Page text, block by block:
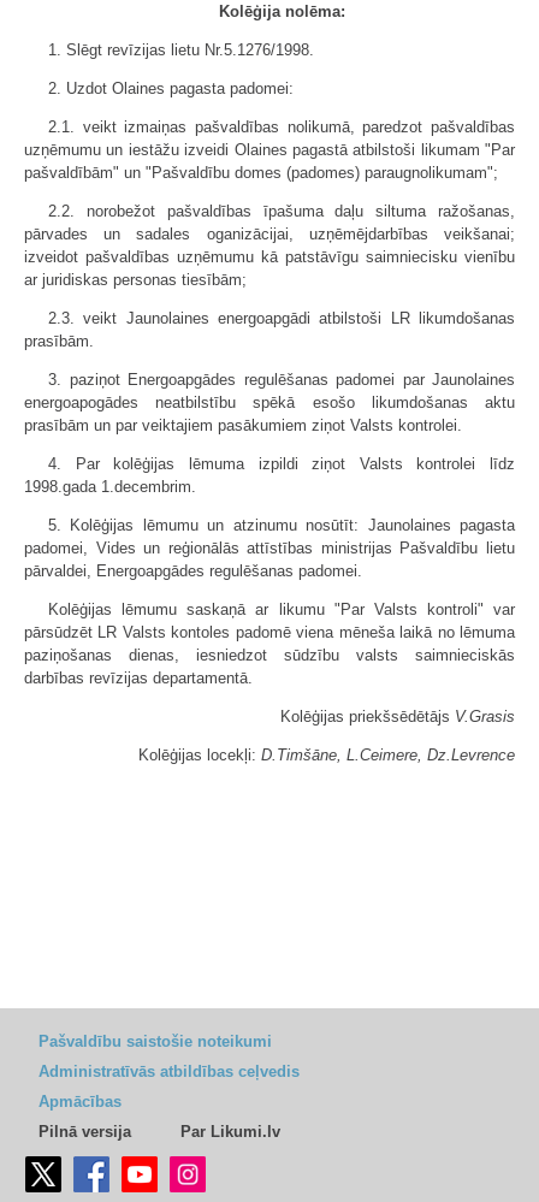
Kolēģija nolēma:
1. Slēgt revīzijas lietu Nr.5.1276/1998.
2. Uzdot Olaines pagasta padomei:
2.1. veikt izmaiņas pašvaldības nolikumā, paredzot pašvaldības
uzņēmumu un iestāžu izveidi Olaines pagastā atbilstoši likumam "Par
pašvaldībām" un "Pašvaldību domes (padomes) paraugnolikumam";
2.2. norobežot pašvaldības īpašuma daļu siltuma ražošanas,
pārvades un sadales oganizācijai, uzņēmējdarbības veikšanai;
izveidot pašvaldības uzņēmumu kā patstāvīgu saimniecisku vienību
ar juridiskas personas tiesībām;
2.3. veikt Jaunolaines energoapgādi atbilstoši LR likumdošanas
prasībām.
3. paziņot Energoapgādes regulēšanas padomei par Jaunolaines
energoapogādes neatbilstību spēkā esošo likumdošanas aktu
prasībām un par veiktajiem pasākumiem ziņot Valsts kontrolei.
4. Par kolēģijas lēmuma izpildi ziņot Valsts kontrolei līdz
1998.gada 1.decembrim.
5. Kolēģijas lēmumu un atzinumu nosūtīt: Jaunolaines pagasta
padomei, Vides un reģionālās attīstības ministrijas Pašvaldību lietu
pārvaldei, Energoapgādes regulēšanas padomei.
Kolēģijas lēmumu saskaņā ar likumu "Par Valsts kontroli" var
pārsūdzēt LR Valsts kontoles padomē viena mēneša laikā no lēmuma
paziņošanas dienas, iesniedzot sūdzību valsts saimnieciskās
darbības revīzijas departamentā.
Kolēģijas priekšsēdētājs V.Grasis
Kolēģijas locekļi: D.Timšāne, L.Ceimere, Dz.Levrence
Pašvaldību saistošie noteikumi
Administratīvās atbildības ceļvedis
Apmācības
Pilnā versija
Par Likumi.lv